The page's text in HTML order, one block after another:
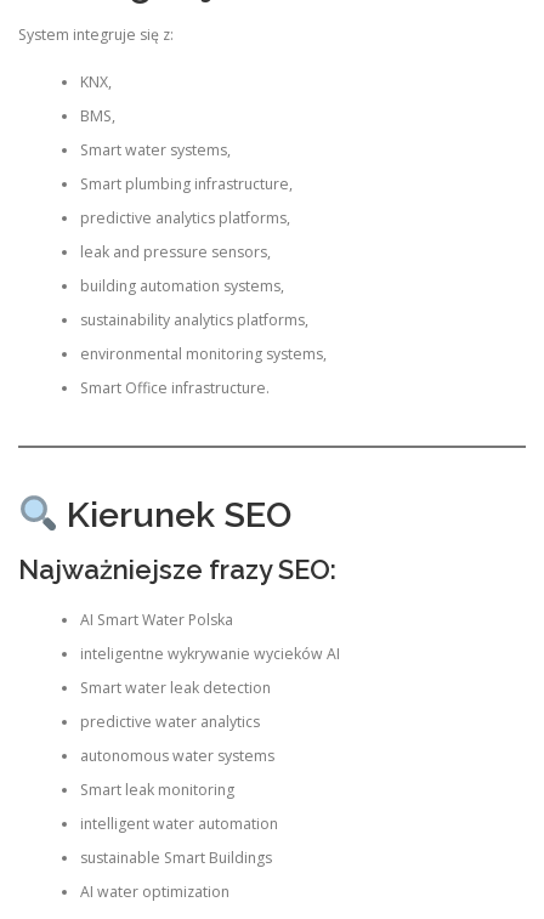
System integruje się z:
KNX,
BMS,
Smart water systems,
Smart plumbing infrastructure,
predictive analytics platforms,
leak and pressure sensors,
building automation systems,
sustainability analytics platforms,
environmental monitoring systems,
Smart Office infrastructure.
Kierunek SEO
Najważniejsze frazy SEO:
AI Smart Water Polska
inteligentne wykrywanie wycieków AI
Smart water leak detection
predictive water analytics
autonomous water systems
Smart leak monitoring
intelligent water automation
sustainable Smart Buildings
AI water optimization